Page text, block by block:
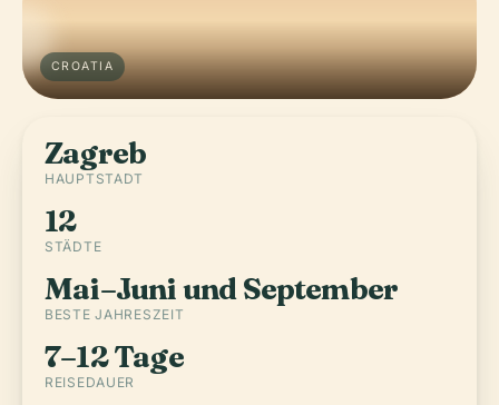
CROATIA
Zagreb
HAUPTSTADT
12
STÄDTE
Mai–Juni und September
BESTE JAHRESZEIT
7–12 Tage
REISEDAUER